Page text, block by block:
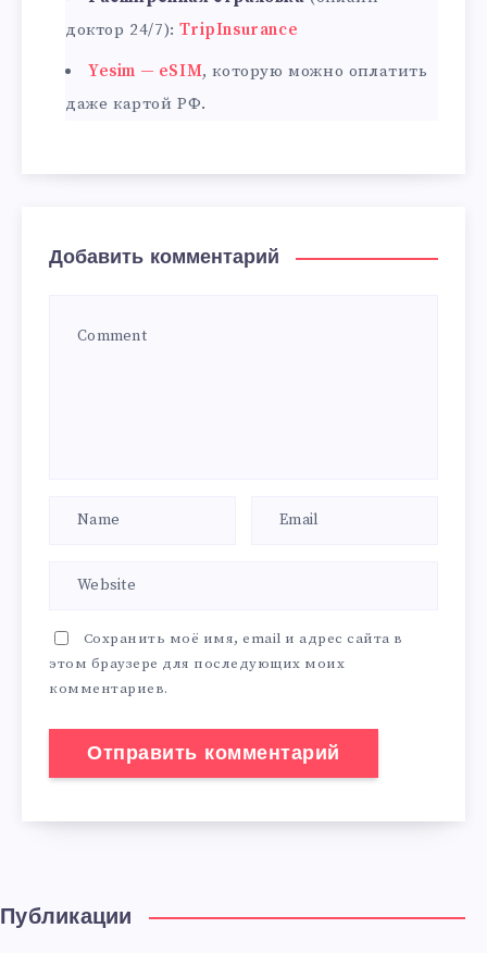
доктор 24/7):TripInsurance
Yesim — eSIM, которую можно оплатить
даже картой РФ.
Добавить комментарий
Сохранить моё имя, email и адрес сайта в
этом браузере для последующих моих
комментариев.
Публикации